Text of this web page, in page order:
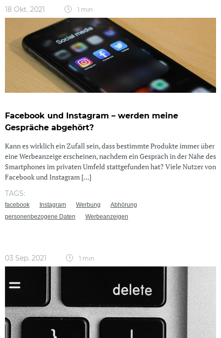
18 Okt. 2021 1 min
Facebook und Instagram – werden meine
Gespräche abgehört?
Kann es wirklich ein Zufall sein, dass bestimmte Produkte immer über
eine Werbeanzeige erscheinen, nachdem ein Gespräch in der Nähe des
Smartphones im privaten Umfeld stattgefunden hat? Viele Nutzer von
Facebook und Instagram [...]
TAGS:
facebook Instagram Werbung
Abhörung
personenbezogene Daten
Werbeanzeigen
03 Sep. 2021 1 min